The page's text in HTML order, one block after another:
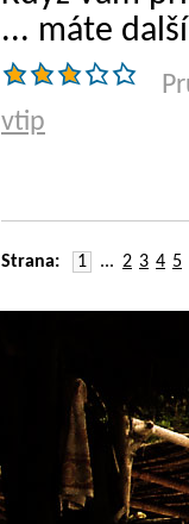
... máte
vtip
Strana: 1 ... 2 3 4 5